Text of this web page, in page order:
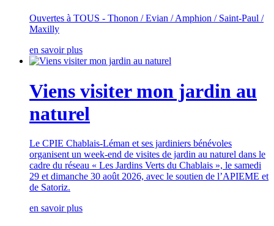
Ouvertes à TOUS - Thonon / Evian / Amphion / Saint-Paul /
Maxilly
en savoir plus
Viens visiter mon jardin au
naturel
Le CPIE Chablais-Léman et ses jardiniers bénévoles
organisent un week-end de visites de jardin au naturel dans le
cadre du réseau « Les Jardins Verts du Chablais », le samedi
29 et dimanche 30 août 2026, avec le soutien de l’APIEME et
de Satoriz.
en savoir plus